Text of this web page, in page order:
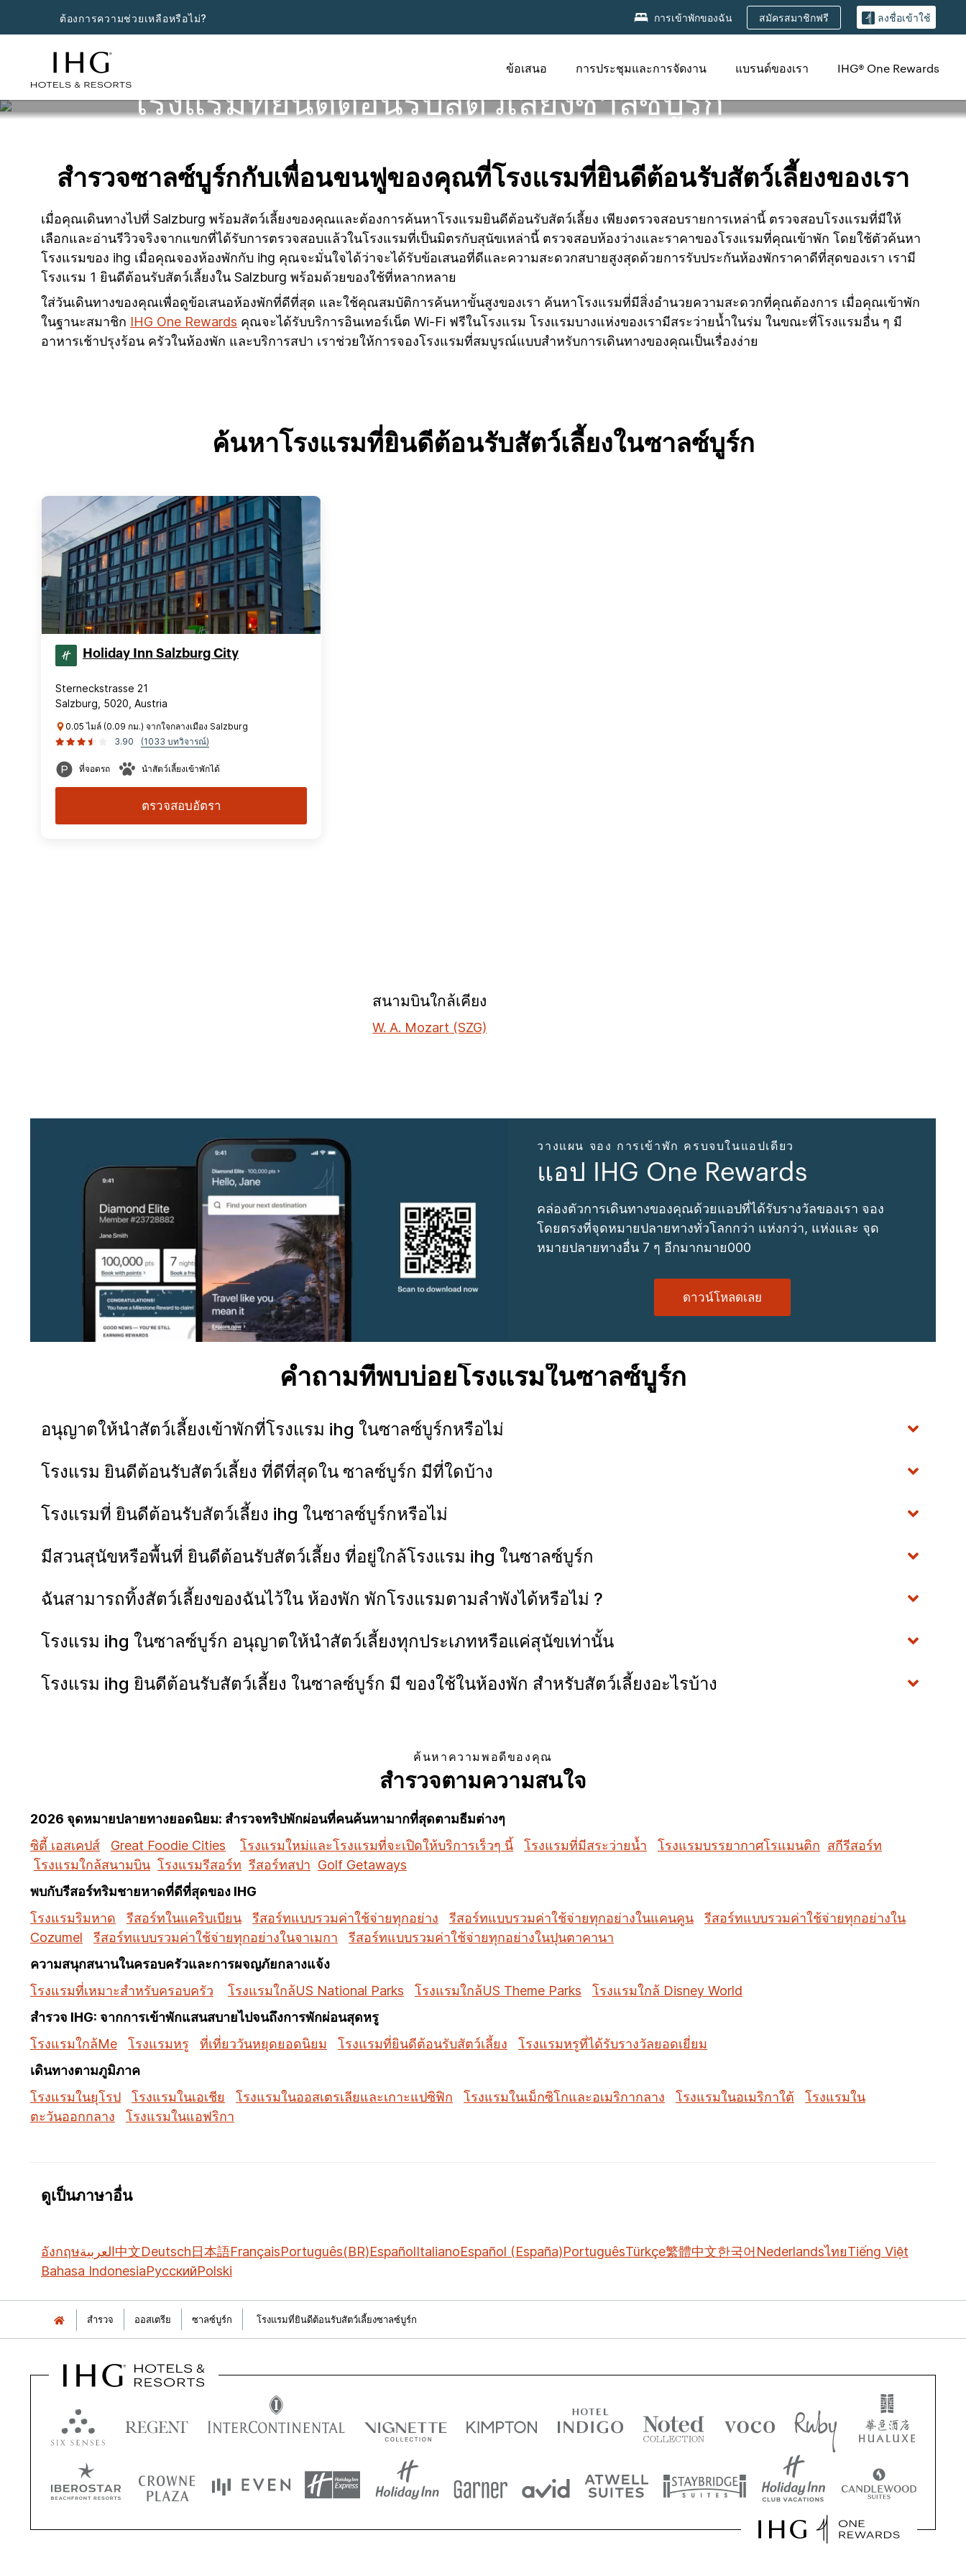
ต้องการความช่วยเหลือหรือไม่? การเข้าพักของฉัน สมัครสมาชิกฟรี ลงชื่อเข้าใช้
ข้อเสนอ การประชุมและการจัดงาน แบรนด์ของเรา IHG® One Rewards
โรงแรมที่ยินดีต้อนรับสัตว์เลี้ยงซาลซ์บูร์ก
สำรวจซาลซ์บูร์กกับเพื่อนขนฟูของคุณที่โรงแรมที่ยินดีต้อนรับสัตว์เลี้ยงของเรา
เมื่อคุณเดินทางไปที่ Salzburg พร้อมสัตว์เลี้ยงของคุณและต้องการค้นหาโรงแรมยินดีต้อนรับสัตว์เลี้ยง เพียงตรวจสอบรายการเหล่านี้ ตรวจสอบโรงแรมที่มีให้
เลือกและอ่านรีวิวจริงจากแขกที่ได้รับการตรวจสอบแล้วในโรงแรมที่เป็นมิตรกับสุนัขเหล่านี้ ตรวจสอบห้องว่างและราคาของโรงแรมที่คุณเข้าพัก โดยใช้ตัวค้นหา
โรงแรมของ ihg เมื่อคุณจองห้องพักกับ ihg คุณจะมั่นใจได้ว่าจะได้รับข้อเสนอที่ดีและความสะดวกสบายสูงสุดด้วยการรับประกันห้องพักราคาดีที่สุดของเรา เรามี
โรงแรม 1 ยินดีต้อนรับสัตว์เลี้ยงใน Salzburg พร้อมด้วยของใช้ที่หลากหลาย
ใส่วันเดินทางของคุณเพื่อดูข้อเสนอห้องพักที่ดีที่สุด และใช้คุณสมบัติการค้นหาขั้นสูงของเรา ค้นหาโรงแรมที่มีสิ่งอำนวยความสะดวกที่คุณต้องการ เมื่อคุณเข้าพัก
ในฐานะสมาชิก IHG One Rewards คุณจะได้รับบริการอินเทอร์เน็ต Wi-Fi ฟรีในโรงแรม โรงแรมบางแห่งของเรามีสระว่ายน้ำในร่ม ในขณะที่โรงแรมอื่น ๆ มี
อาหารเช้าปรุงร้อน ครัวในห้องพัก และบริการสปา เราช่วยให้การจองโรงแรมที่สมบูรณ์แบบสำหรับการเดินทางของคุณเป็นเรื่องง่าย
ค้นหาโรงแรมที่ยินดีต้อนรับสัตว์เลี้ยงในซาลซ์บูร์ก
Holiday Inn Salzburg City
Sterneckstrasse 21
Salzburg, 5020, Austria
0.05 ไมล์ (0.09 กม.) จากใจกลางเมือง Salzburg
3.90
(1033 บทวิจารณ์)
ที่จอดรถ นำสัตว์เลี้ยงเข้าพักได้
ตรวจสอบอัตรา
สนามบินใกล้เคียง
W. A. Mozart (SZG)
วางแผน จอง การเข้าพัก ครบจบในแอปเดียว
แอป IHG One Rewards
คล่องตัวการเดินทางของคุณด้วยแอปที่ได้รับรางวัลของเรา จอง
โดยตรงที่จุดหมายปลายทางทั่วโลกกว่า แห่งกว่า, แห่งและ จุด
หมายปลายทางอื่น 7 ๆ อีกมากมาย000
ดาวน์โหลดเลย
คำถามที่พบบ่อยโรงแรมในซาลซ์บูร์ก
อนุญาตให้นำสัตว์เลี้ยงเข้าพักที่โรงแรม ihg ในซาลซ์บูร์กหรือไม่
โรงแรม ยินดีต้อนรับสัตว์เลี้ยง ที่ดีที่สุดใน ซาลซ์บูร์ก มีที่ใดบ้าง
โรงแรมที่ ยินดีต้อนรับสัตว์เลี้ยง ihg ในซาลซ์บูร์กหรือไม่
มีสวนสุนัขหรือพื้นที่ ยินดีต้อนรับสัตว์เลี้ยง ที่อยู่ใกล้โรงแรม ihg ในซาลซ์บูร์ก
ฉันสามารถทิ้งสัตว์เลี้ยงของฉันไว้ใน ห้องพัก พักโรงแรมตามลำพังได้หรือไม่ ?
โรงแรม ihg ในซาลซ์บูร์ก อนุญาตให้นำสัตว์เลี้ยงทุกประเภทหรือแค่สุนัขเท่านั้น
โรงแรม ihg ยินดีต้อนรับสัตว์เลี้ยง ในซาลซ์บูร์ก มี ของใช้ในห้องพัก สำหรับสัตว์เลี้ยงอะไรบ้าง
ค้นหาความพอดีของคุณ
สำรวจตามความสนใจ
2026 จุดหมายปลายทางยอดนิยม: สำรวจทริปพักผ่อนที่คนค้นหามากที่สุดตามธีมต่างๆ
ซิตี้ เอสเคปส์
Great Foodie Cities โรงแรมใหม่และโรงแรมที่จะเปิดให้บริการเร็วๆ นี้ โรงแรมที่มีสระว่ายน้ำ โรงแรมบรรยากาศโรแมนติก สกีรีสอร์ท
โรงแรมใกล้สนามบิน โรงแรมรีสอร์ท รีสอร์ทสปา Golf Getaways
พบกับรีสอร์ทริมชายหาดที่ดีที่สุดของ IHG
โรงแรมริมหาด
รีสอร์ทในแคริบเบียน รีสอร์ทแบบรวมค่าใช้จ่ายทุกอย่าง รีสอร์ทแบบรวมค่าใช้จ่ายทุกอย่างในแคนคูน
รีสอร์ทแบบรวมค่าใช้จ่ายทุกอย่างใน
Cozumel
รีสอร์ทแบบรวมค่าใช้จ่ายทุกอย่างในจาเมกา
รีสอร์ทแบบรวมค่าใช้จ่ายทุกอย่างในปุนตาคานา
ความสนุกสนานในครอบครัวและการผจญภัยกลางแจ้ง
โรงแรมที่เหมาะสำหรับครอบครัว
โรงแรมใกล้US National Parks โรงแรมใกล้US Theme Parks
โรงแรมใกล้ Disney World
สำรวจ IHG: จากการเข้าพักแสนสบายไปจนถึงการพักผ่อนสุดหรู
โรงแรมใกล้Me
โรงแรมหรู ที่เที่ยววันหยุดยอดนิยม โรงแรมที่ยินดีต้อนรับสัตว์เลี้ยง
โรงแรมหรูที่ได้รับรางวัลยอดเยี่ยม
เดินทางตามภูมิภาค
โรงแรมในยุโรป
โรงแรมในเอเชีย โรงแรมในออสเตรเลียและเกาะแปซิฟิก โรงแรมในเม็กซิโกและอเมริกากลาง โรงแรมในอเมริกาใต้
โรงแรมใน
ตะวันออกกลาง
โรงแรมในแอฟริกา
ดูเป็นภาษาอื่น
อังกฤษالعربية中文Deutsch日本語FrançaisPortuguês(BR)EspañolItalianoEspañol (España)PortuguêsTürkçe繁體中文한국어 NederlandsไทยTiếng Việt
Bahasa IndonesiaРусскийPolski
สำรวจ ออสเตรีย ซาลซ์บูร์ก โรงแรมที่ยินดีต้อนรับสัตว์เลี้ยงซาลซ์บูร์ก